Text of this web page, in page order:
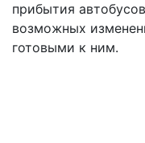
прибытия
возможных
готовыми к ним.